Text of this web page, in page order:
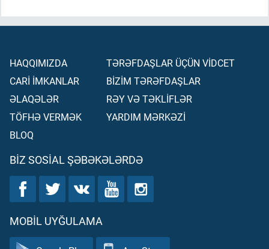
HAQQIMIZDA
CARİ İMKANLAR
ƏLAQƏLƏR
TÖFHƏ VERMƏK
BLOQ
TƏRƏFDAŞLAR ÜÇÜN VİDCET
BİZİM TƏRƏFDAŞLAR
RƏY VƏ TƏKLİFLƏR
YARDIM MƏRKƏZİ
BIZ SOSIAL ŞƏBƏKƏLƏRDƏ
MOBIL UYĞULAMA